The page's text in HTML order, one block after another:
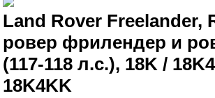
Land Rover Freelander,
ровер фрилендер и
(117-118 л.с.), 18K /
18K4KK